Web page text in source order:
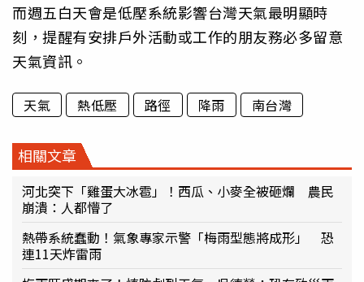
而週五白天會是低壓系統影響台灣天氣最明顯時
刻，提醒有安排戶外活動或工作的朋友務必多留意
天氣資訊。
天氣 熱低壓 路徑 降雨 南台灣
相關文章
河北突下「雞蛋大冰雹」！西瓜、小麥全被砸爛 農民
崩潰：人都懵了
熱帶系統蠢動！氣象專家示警「梅雨型態將成形」 恐
連11天炸雷雨